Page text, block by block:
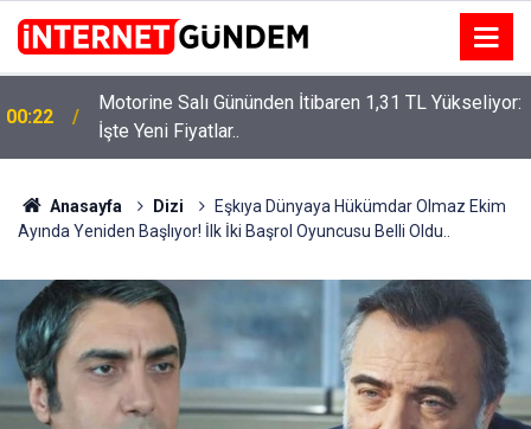
Motorine Salı Gününden İtibaren 1,31 TL Yükseliyor:
İşte Yeni Fiyatlar..
15:58
Neşet Ertaş’a “Bozkırın Tezenesi” Lakabını Kim
Verdi? Beyaz’la Joker Sorusunun Cevabı Merak
Edildi
Anasayfa Dizi
Eşkıya Dünyaya Hükümdar Olmaz Ekim
Ayında Yeniden Başlıyor! İlk İki Başrol Oyuncusu Belli Oldu..